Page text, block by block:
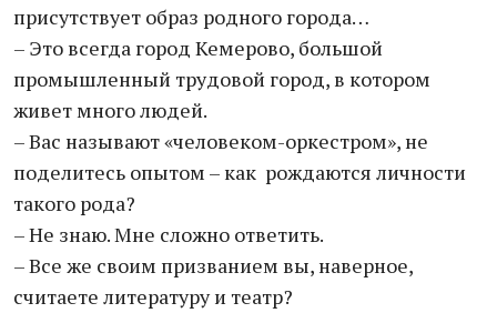
присутствует образ родного города…
– Это всегда город Кемерово, большой
промышленный трудовой город, в котором
живет много людей.
– Вас называют «человеком-оркестром», не
поделитесь опытом – как рождаются личности
такого рода?
– Не знаю. Мне сложно ответить.
– Все же своим призванием вы, наверное,
считаете литературу и театр?